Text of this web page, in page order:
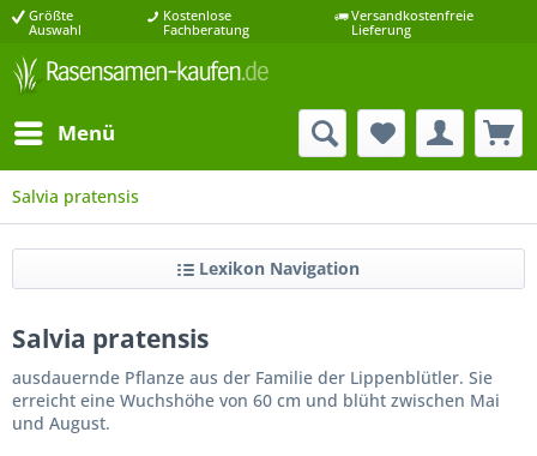
Größte
Auswahl
Kostenlose
Fachberatung
Versandkostenfreie
Lieferung
Menü
Salvia pratensis
Lexikon Navigation
Salvia pratensis
ausdauernde Pflanze aus der Familie der Lippenblütler. Sie
erreicht eine Wuchshöhe von 60 cm und blüht zwischen Mai
und August.